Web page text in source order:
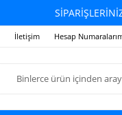
İletişim Hesap